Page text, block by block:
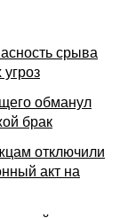
срыва
обманул
брак
отключили
акт на